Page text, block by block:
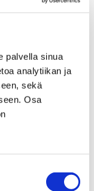
palvella sinua
analytiikan ja
sekä
Osa